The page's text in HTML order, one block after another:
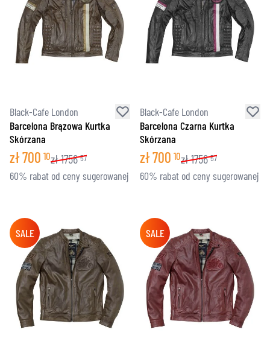
Black-Cafe London
Barcelona Brązowa Kurtka
Skórzana
zł700 10zł1756 57
60% rabat od ceny sugerowanej
Black-Cafe London
Barcelona Czarna Kurtka
Skórzana
zł700 10zł1756 57
60% rabat od ceny sugerowanej
SALE SALE